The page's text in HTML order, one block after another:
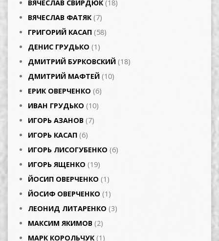
ВЯЧЕСЛАВ СВИРДЮК(18)
ВЯЧЕСЛАВ ФАТЯК(7)
ГРИГОРИЙ КАСАП (58)
ДЕНИС ГРУДЬКО (1)
ДМИТРИЙ БУРКОВСКИЙ (18)
ДМИТРИЙ МАФТЕЙ (10)
ЕРИК ОВЕРЧЕНКО (6)
ИВАН ГРУДЬКО (10)
ИГОРЬ АЗАНОВ (7)
ИГОРЬ КАСАП (6)
ИГОРЬ ЛИСОГУБЕНКО (6)
ИГОРЬ ЯЩЕНКО (19)
ЙОСИП ОВЕРЧЕНКО (1)
ЙОСИФ ОВЕРЧЕНКО (1)
ЛЕОНИД ЛИТАРЕНКО (3)
МАКСИМ ЯКИМОВ (2)
МАРК КОРОЛЬЧУК(1)